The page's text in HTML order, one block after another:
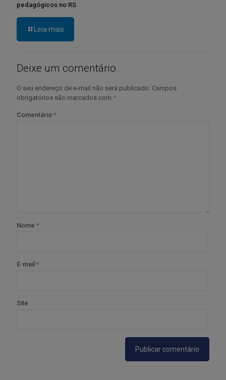
pedagógicos no RS
Leia mais
Deixe um comentário
O seu endereço de e-mail não será publicado. Campos
obrigatórios são marcados com *
Comentário *
Nome *
E-mail *
Site